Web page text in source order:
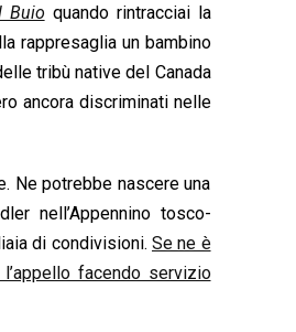
Buio quando rintracciai la
rappresaglia un bambino
tribù native del Canada
ancora discriminati nelle
Ne potrebbe nascere una
nell’Appennino tosco-
di condivisioni. Se ne è
facendo servizio